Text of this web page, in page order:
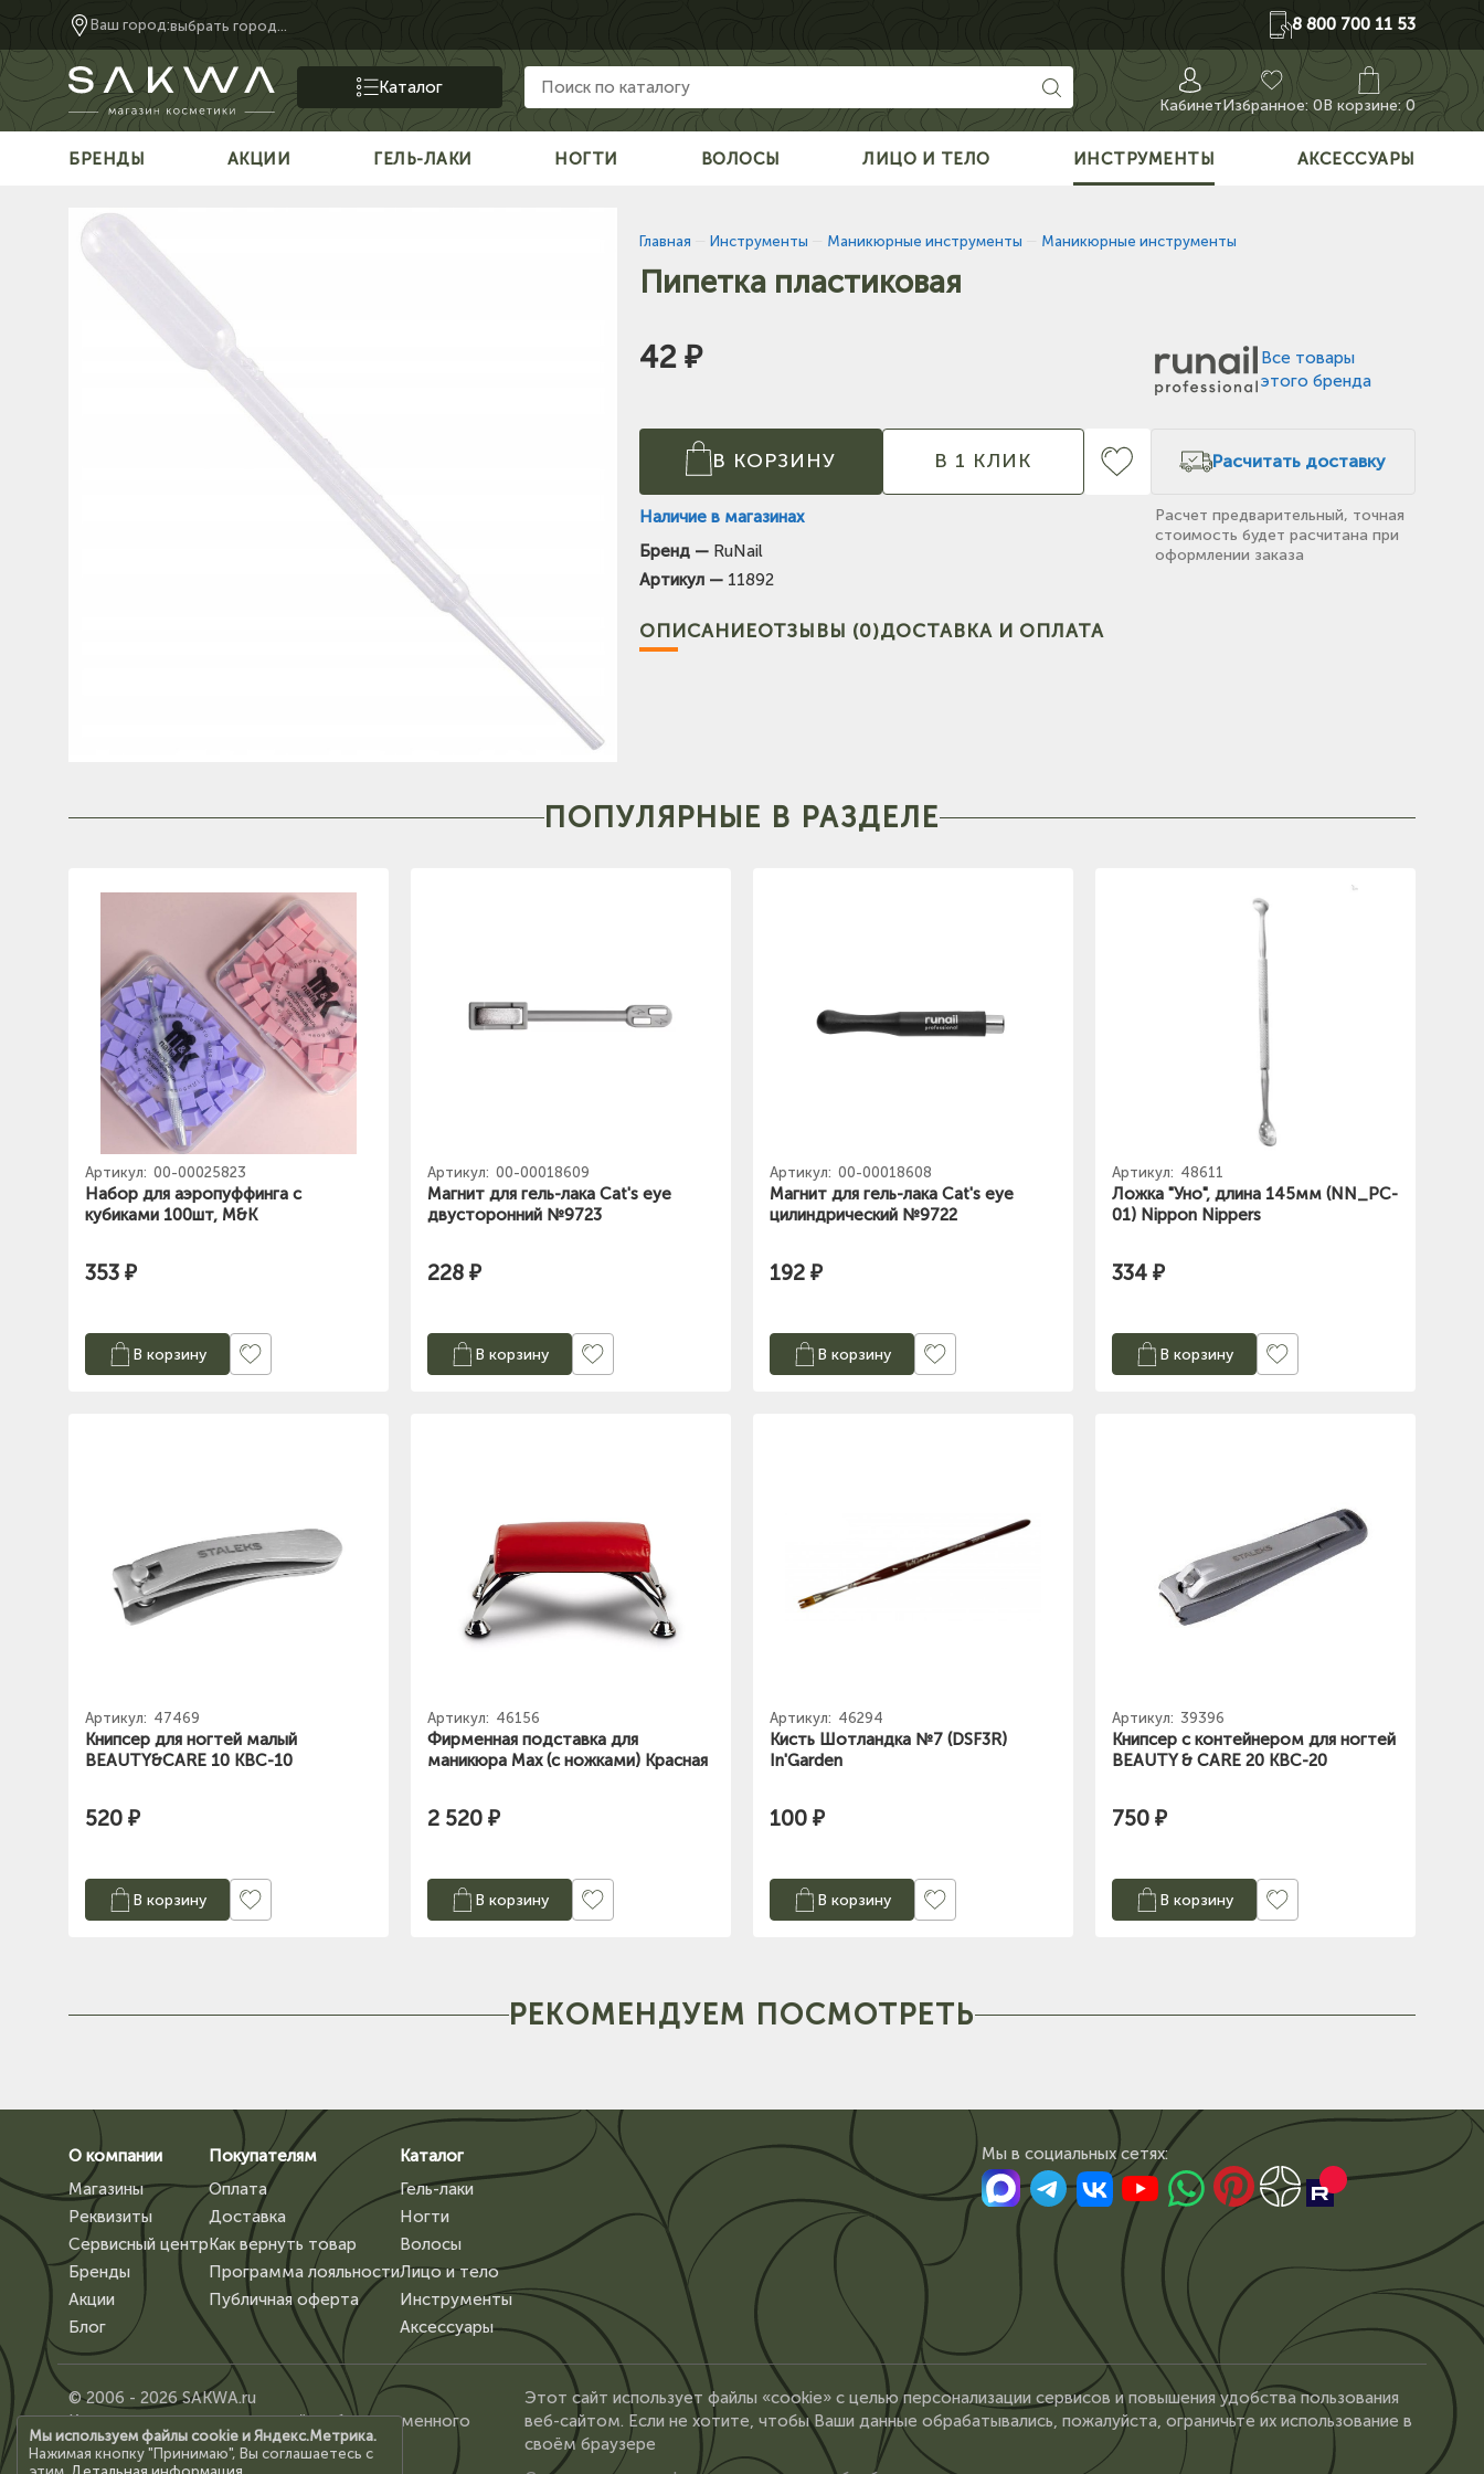
Ваш город:выбрать город... 8 800 700 11 53
Каталог
КабинетИзбранное:0В корзине: 0
БРЕНДЫ АКЦИИ ГЕЛЬ-ЛАКИ НОГТИ ВОЛОСЫ ЛИЦО И ТЕЛО ИНСТРУМЕНТЫ АКСЕССУАРЫ
Главная Инструменты Маникюрные инструменты Маникюрные инструменты
Пипетка пластиковая
42 ₽
Все товары
этого бренда
В КОРЗИНУ В 1 КЛИК Расчитать доставку
Наличие в магазинах
Тел: +7-903-947-7028
(на карте)
Тел: +7-3852-721-001
Бренд — RuNail
Артикул — 11892
Расчет предварительный, точная
стоимость будет расчитана при
оформлении заказа
ОПИСАНИЕОТЗЫВЫ (0)ДОСТАВКА И ОПЛАТА
ПОПУЛЯРНЫЕ В РАЗДЕЛЕ
Артикул: 00-00025823
Набор для аэропуффинга с
кубиками 100шт, M&K
353 ₽
В корзину
Артикул: 00-00018609
Магнит для гель-лака Cat's eye
двусторонний №9723
228 ₽
В корзину
Артикул: 00-00018608
Магнит для гель-лака Cat's eye
цилиндрический №9722
192 ₽
В корзину
Артикул: 48611
Ложка "Уно", длина 145мм (NN_PC-
01) Nippon Nippers
334 ₽
В корзину
Артикул: 47469
Книпсер для ногтей малый
BEAUTY&CARE 10 KBC-10
520 ₽
В корзину
Артикул: 46156
Фирменная подставка для
маникюра Max (с ножками) Красная
2 520 ₽
В корзину
Артикул: 46294
Кисть Шотландка №7 (DSF3R)
In'Garden
100 ₽
В корзину
Артикул: 39396
Книпсер с контейнером для ногтей
BEAUTY & CARE 20 KBC-20
750 ₽
В корзину
РЕКОМЕНДУЕМ ПОСМОТРЕТЬ
О компании
Магазины
Реквизиты
Сервисный центр
Бренды
Акции
Блог
Покупателям
Оплата
Доставка
Как вернуть товар
Программа лояльности
Публичная оферта
Каталог
Гель-лаки
Ногти
Волосы
Лицо и тело
Инструменты
Аксессуары
Мы в сoциальных сетях:
© 2006 - 2026 SAKWA.ru
Копирование материалов сайта, без письменного
разрешения владельца, запрещено.
Этот сайт использует файлы «cookie» с целью персонализации сервисов и повышения удобства пользования
веб-сайтом. Если не хотите, чтобы Ваши данные обрабатывались, пожалуйста, ограничьте их использование в
своём браузере
Мы используем файлы cookie и Яндекс.Метрика.
Нажимая кнопку "Принимаю", Вы соглашаетесь с